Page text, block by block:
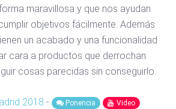
maravillosa y que nos ayudan
objetivos fácilmente. Además
un acabado y una funcionalidad
cara a productos que derrochan
cosas parecidas sin conseguirlo.
2018 - Ponencia
Video